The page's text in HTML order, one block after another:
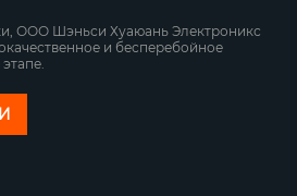
ООО Шэньси Хуаюань Электроникс
и бесперебойное